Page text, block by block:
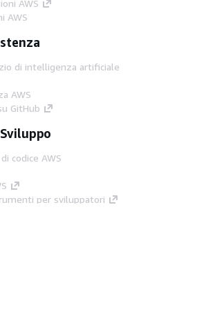
AWS
AWS
di intelligenza artificiale
AWS
GitHub
codice AWS
per sviluppatori